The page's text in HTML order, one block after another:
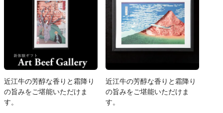
近江牛の芳醇な香りと霜降り
の旨みをご堪能いただけま
す。
近江牛の芳醇な香りと霜降り
の旨みをご堪能いただけま
す。